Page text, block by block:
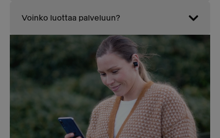
Voinko luottaa palveluun?